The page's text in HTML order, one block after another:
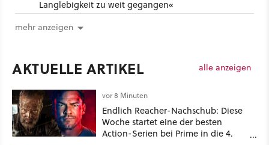
Langlebigkeit zu weit gegangen«
mehr anzeigen
AKTUELLE ARTIKEL alle anzeigen
vor 8 Minuten
Endlich Reacher-Nachschub: Diese
Woche startet eine der besten
Action-Serien bei Prime in die 4.